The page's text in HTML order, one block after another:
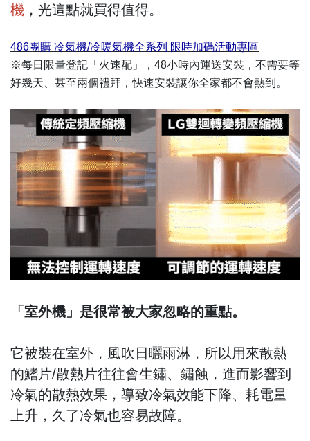
機 ，光這點就買得值得。
486團購 冷氣機/冷暖氣機全系列 限時加碼活動專區
※每日限量登記「火速配」，48小時內運送安裝，不需要等
好幾天、甚至兩個禮拜，快速安裝讓你全家都不會熱到。
「室外機」是很常被大家忽略的重點。
它被裝在室外，風吹日曬雨淋，所以用來散熱
的鰭片/散熱片往往會生鏽、鏽蝕，進而影響到
冷氣的散熱效果，導致冷氣效能下降、耗電量
上升，久了冷氣也容易故障。